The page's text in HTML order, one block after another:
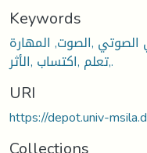
Keywords
الصوتي ,الصوت, المهارة
,تعلم ,اكتساب ,الأثر.
URI
https://depot.univ-